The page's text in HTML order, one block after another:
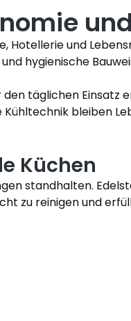
Hotellerie und
hygienische
täglichen Einsatz
bleiben
Küchen
standhalten.
zu reinigen und